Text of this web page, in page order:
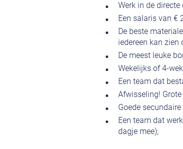
Werk in de
Een salaris van €
De beste
iedereen kan zien
De meest leuke
Wekelijks of 4-
Een team dat
Afwisseling!
Goede
Een team dat
dagje mee);